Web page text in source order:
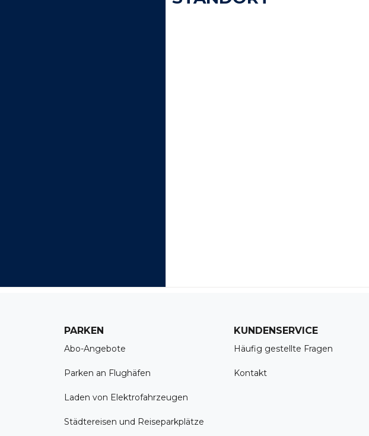
PARKEN
Abo-Angebote
Parken an Flughäfen
Laden von Elektrofahrzeugen
Städtereisen und Reiseparkplätze
KUNDENSERVICE
Häufig gestellte Fragen
Kontakt